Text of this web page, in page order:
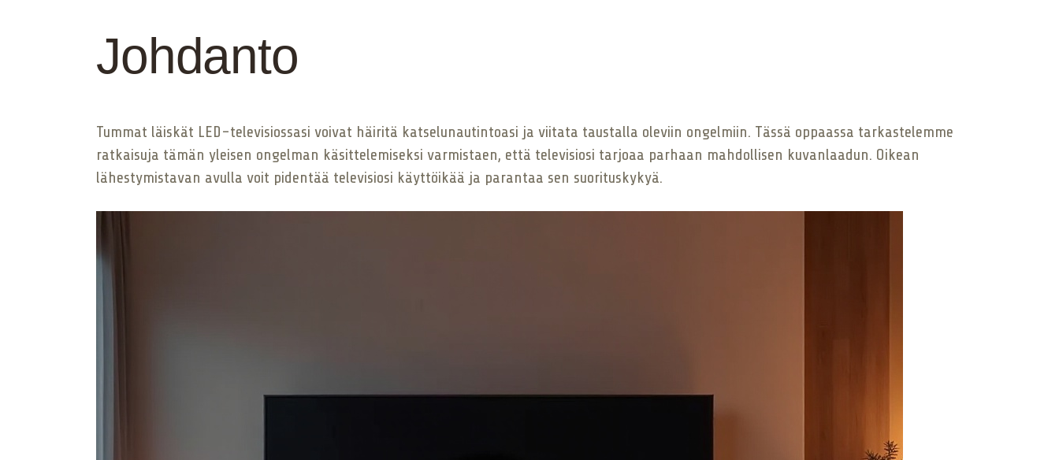
Johdanto
Tummat läiskät LED-televisiossasi voivat häiritä katselunautintoasi ja viitata taustalla oleviin ongelmiin. Tässä oppaassa tarkastelemme
ratkaisuja tämän yleisen ongelman käsittelemiseksi varmistaen, että televisiosi tarjoaa parhaan mahdollisen kuvanlaadun. Oikean
lähestymistavan avulla voit pidentää televisiosi käyttöikää ja parantaa sen suorituskykyä.